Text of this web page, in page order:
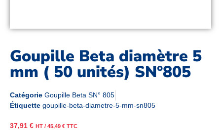
Goupille Beta diamètre 5
mm ( 50 unités) SN°805
Catégorie Goupille Beta SN° 805
Étiquette goupille-beta-diametre-5-mm-sn805
37,91 € HT / 45,49 € TTC